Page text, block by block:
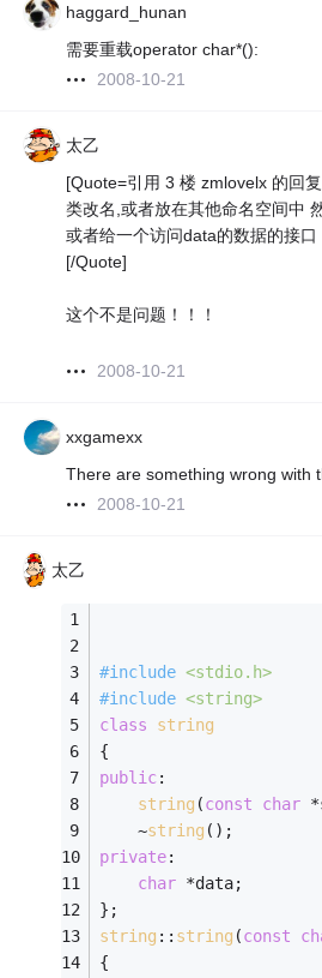
haggard_hunan
需要重载operator char*():
2008-10-21
太乙
[Quote=引用 3 楼 zmlovelx 的回
类改名,或者放在其他命名空间中
或者给一个访问data的数据的接口
[/Quote]
这个不是问题！！！
2008-10-21
xxgamexx
There are something wrong with
2008-10-21
太乙
#include <stdio.h>
#include <string>
class
string
{
public:
string (const char
	~
string ();
private:
char *data;
};
string :: string (const
{